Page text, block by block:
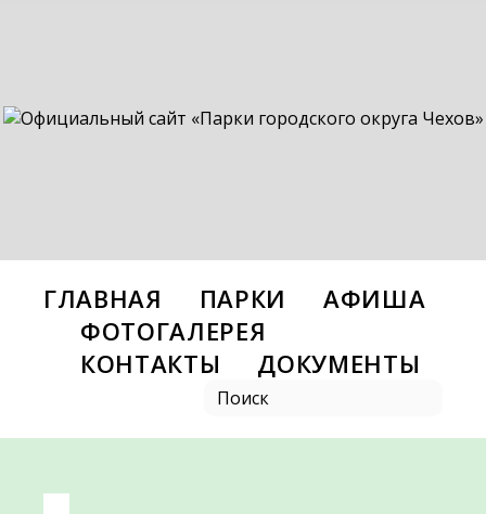
ГЛАВНАЯ ПАРКИ
АФИША
ФОТОГАЛЕРЕЯ
КОНТАКТЫ
ДОКУМЕНТЫ